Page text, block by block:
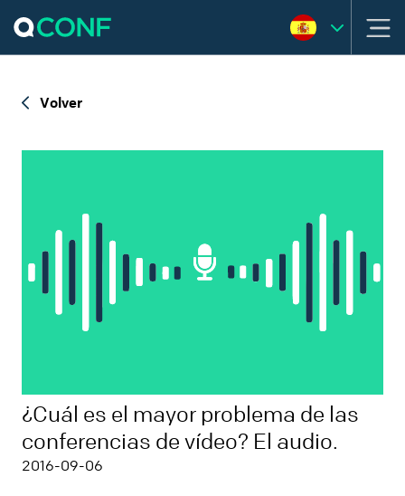
Volver
¿Cuál es el mayor problema de las
conferencias de vídeo? El audio.
2016-09-06